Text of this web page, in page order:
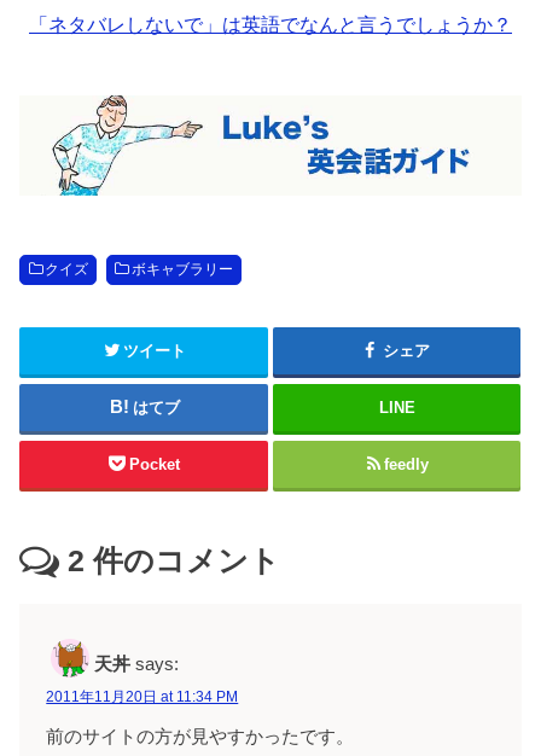
「ネタバレしないで」は英語でなんと言うでしょうか？
クイズ ボキャブラリー
ツイート シェア
はてブ LINE
Pocket feedly
2 件のコメント
天丼 says:
2011年11月20日 at 11:34 PM
前のサイトの方が見やすかったです。